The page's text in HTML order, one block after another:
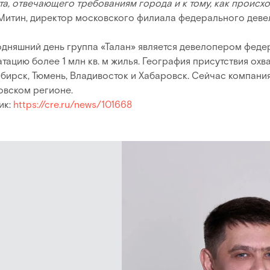
отвечающего требованиям города и к тому, как
директор московского филиала федерального
день группа «Талан» является девелопером
более 1 млн кв. м жилья. География присутствия
Тюмень, Владивосток и Хабаровск. Сейчас
регионе.
https://cre.ru/news/101668